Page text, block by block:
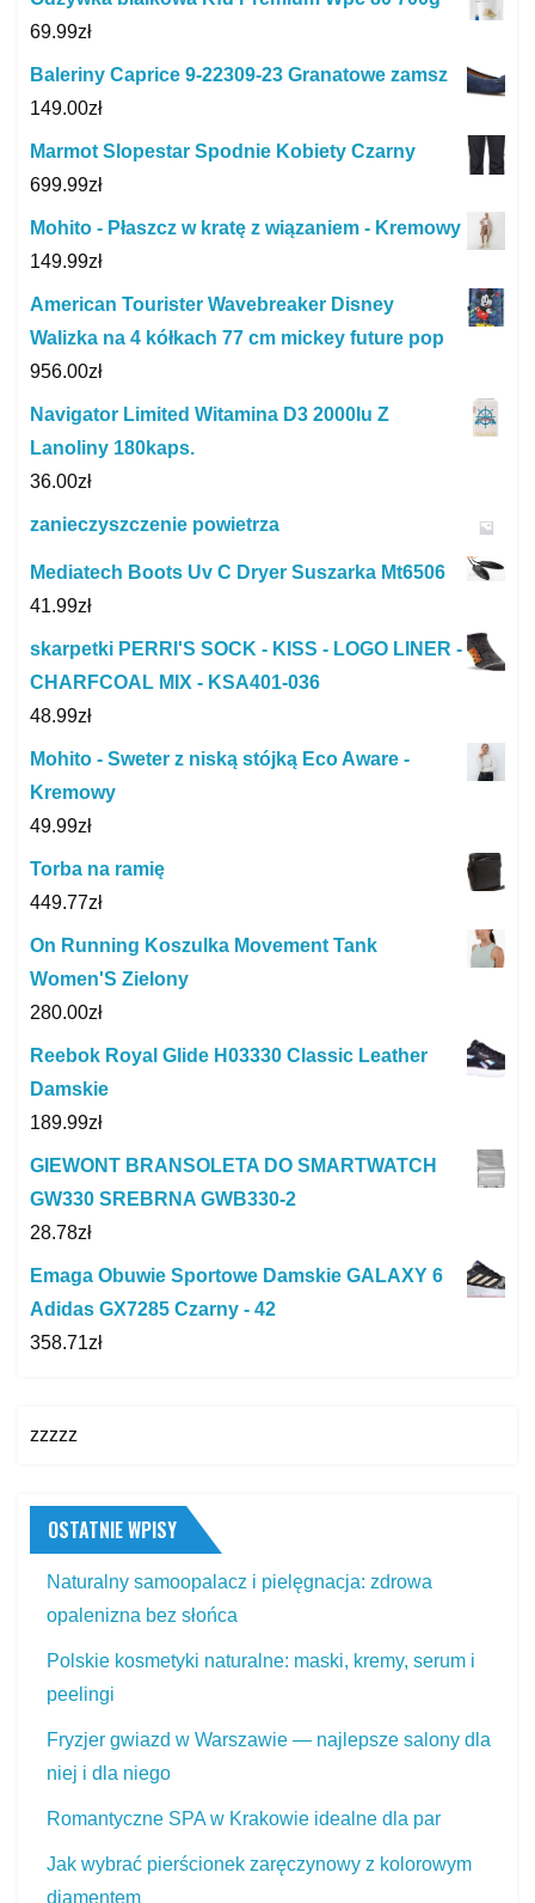
69.99zł
Baleriny Caprice 9-22309-23 Granatowe zamsz
149.00zł
Marmot Slopestar Spodnie Kobiety Czarny
699.99zł
Mohito - Płaszcz w kratę z wiązaniem - Kremowy
149.99zł
American Tourister Wavebreaker Disney
Walizka na 4 kółkach 77 cm mickey future pop
956.00zł
Navigator Limited Witamina D3 2000Iu Z
Lanoliny 180kaps.
36.00zł
zanieczyszczenie powietrza
Mediatech Boots Uv C Dryer Suszarka Mt6506
41.99zł
skarpetki PERRI'S SOCK - KISS - LOGO LINER -
CHARFCOAL MIX - KSA401-036
48.99zł
Mohito - Sweter z niską stójką Eco Aware -
Kremowy
49.99zł
Torba na ramię
449.77zł
On Running Koszulka Movement Tank
Women'S Zielony
280.00zł
Reebok Royal Glide H03330 Classic Leather
Damskie
189.99zł
GIEWONT BRANSOLETA DO SMARTWATCH
GW330 SREBRNA GWB330-2
28.78zł
Emaga Obuwie Sportowe Damskie GALAXY 6
Adidas GX7285 Czarny - 42
358.71zł
zzzzz
OSTATNIE WPISY
Naturalny samoopalacz i pielęgnacja: zdrowa
opalenizna bez słońca
Polskie kosmetyki naturalne: maski, kremy, serum i
peelingi
Fryzjer gwiazd w Warszawie — najlepsze salony dla
niej i dla niego
Romantyczne SPA w Krakowie idealne dla par
Jak wybrać pierścionek zaręczynowy z kolorowym
diamentem